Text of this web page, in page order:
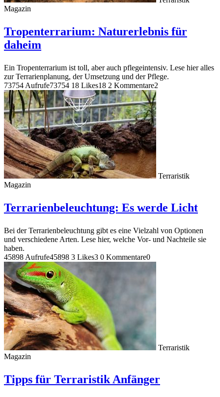
Magazin
Tropenterrarium: Naturerlebnis für
daheim
Ein Tropenterrarium ist toll, aber auch pflegeintensiv. Lese hier alles
zur Terrarienplanung, der Umsetzung und der Pflege.
73754 Aufrufe73754 18 Likes18 2 Kommentare2
Terraristik
Magazin
Terrarienbeleuchtung: Es werde Licht
Bei der Terrarienbeleuchtung gibt es eine Vielzahl von Optionen
und verschiedene Arten. Lese hier, welche Vor- und Nachteile sie
haben.
45898 Aufrufe45898 3 Likes3 0 Kommentare0
Terraristik
Magazin
Tipps für Terraristik Anfänger